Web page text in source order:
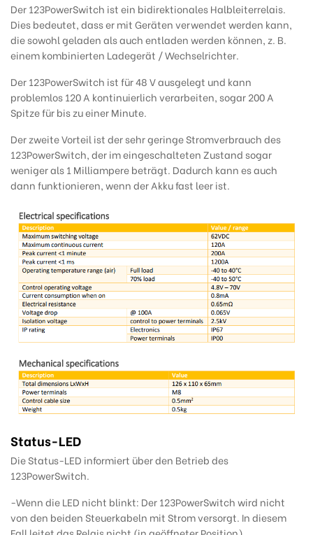
Der 123PowerSwitch ist ein bidirektionales Halbleiterrelais.
Dies bedeutet, dass er mit Geräten verwendet werden kann,
die sowohl geladen als auch entladen werden können, z. B.
einem kombinierten Ladegerät / Wechselrichter.
Der 123PowerSwitch ist für 48 V ausgelegt und kann
problemlos 120 A kontinuierlich verarbeiten, sogar 200 A
Spitze für bis zu einer Minute.
Der zweite Vorteil ist der sehr geringe Stromverbrauch des
123PowerSwitch, der im eingeschalteten Zustand sogar
weniger als 1 Milliampere beträgt. Dadurch kann es auch
dann funktionieren, wenn der Akku fast leer ist.
Status-LED
Die Status-LED informiert über den Betrieb des
123PowerSwitch.
-Wenn die LED nicht blinkt: Der 123PowerSwitch wird nicht
von den beiden Steuerkabeln mit Strom versorgt. In diesem